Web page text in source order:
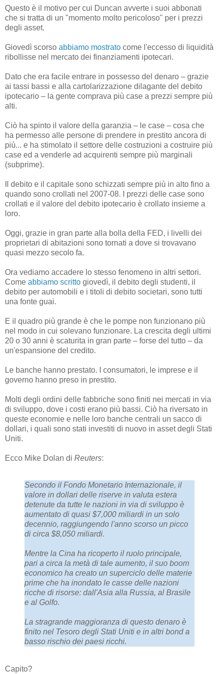
Questo è il motivo per cui Duncan avverte i suoi abbonati
che si tratta di un "momento molto pericoloso" per i prezzi
degli asset.
Giovedì scorso abbiamo mostrato come l'eccesso di liquidità
ribollisse nel mercato dei finanziamenti ipotecari.
Dato che era facile entrare in possesso del denaro – grazie
ai tassi bassi e alla cartolarizzazione dilagante del debito
ipotecario – la gente comprava più case a prezzi sempre più
alti.
Ciò ha spinto il valore della garanzia – le case – cosa che
ha permesso alle persone di prendere in prestito ancora di
più... e ha stimolato il settore delle costruzioni a costruire più
case ed a venderle ad acquirenti sempre più marginali
(subprime).
Il debito e il capitale sono schizzati sempre più in alto fino a
quando sono crollati nel 2007-08. I prezzi delle case sono
crollati e il valore del debito ipotecario è crollato insieme a
loro.
Oggi, grazie in gran parte alla bolla della FED, i livelli dei
proprietari di abitazioni sono tornati a dove si trovavano
quasi mezzo secolo fa.
Ora vediamo accadere lo stesso fenomeno in altri settori.
Come abbiamo scritto giovedì, il debito degli studenti, il
debito per automobili e i titoli di debito societari, sono tutti
una fonte guai.
E il quadro più grande è che le pompe non funzionano più
nel modo in cui solevano funzionare. La crescita degli ultimi
20 o 30 anni è scaturita in gran parte – forse del tutto – da
un'espansione del credito.
Le banche hanno prestato. I consumatori, le imprese e il
governo hanno preso in prestito.
Molti degli ordini delle fabbriche sono finiti nei mercati in via
di sviluppo, dove i costi erano più bassi. Ciò ha riversato in
queste economie e nelle loro banche centrali un sacco di
dollari, i quali sono stati investiti di nuovo in asset degli Stati
Uniti.
Ecco Mike Dolan di Reuters:
Secondo il Fondo Monetario Internazionale, il
valore in dollari delle riserve in valuta estera
detenute da tutte le nazioni in via di sviluppo è
aumentato di quasi $7,000 miliardi in un solo
decennio, raggiungendo l'anno scorso un picco
di circa $8,050 miliardi.
Mentre la Cina ha ricoperto il ruolo principale,
pari a circa la metà di tale aumento, il suo boom
economico ha creato un superciclo delle materie
prime che ha inondato le casse delle nazioni
ricche di risorse: dall'Asia alla Russia, al Brasile
e al Golfo.
La stragrande maggioranza di questo denaro è
finito nel Tesoro degli Stati Uniti e in altri bond a
basso rischio dei paesi ricchi.
Capito?